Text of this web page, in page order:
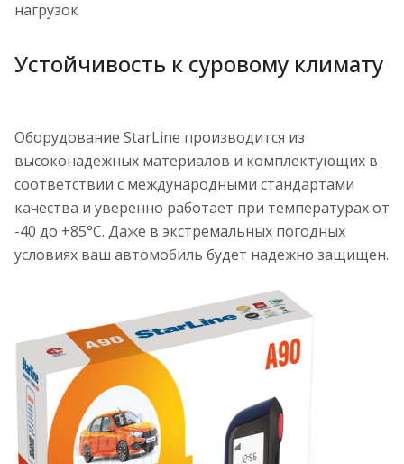
нагрузок
Устойчивость к суровому климату
Оборудование StarLine производится из
высоконадежных материалов и комплектующих в
соответствии с международными стандартами
качества и уверенно работает при температурах от
-40 до +85°С. Даже в экстремальных погодных
условиях ваш автомобиль будет надежно защищен.